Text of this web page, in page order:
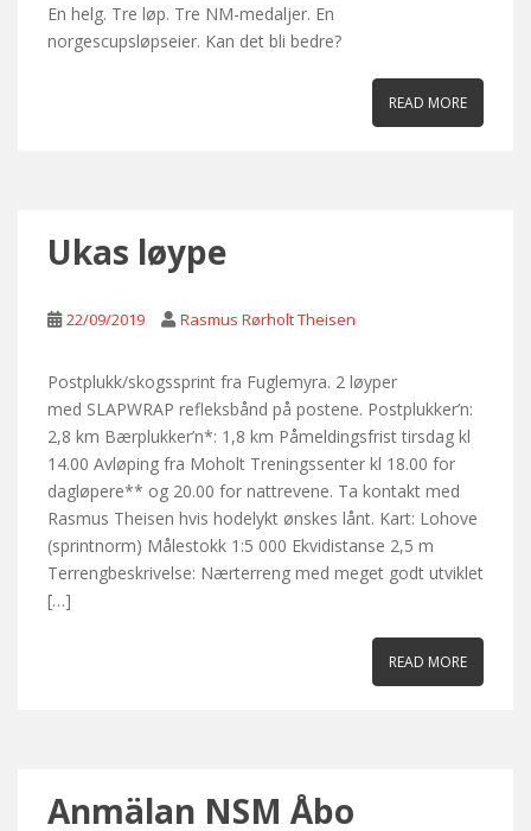
En helg. Tre løp. Tre NM-medaljer. En
norgescupsløpseier. Kan det bli bedre?
READ MORE
Ukas løype
22/09/2019 Rasmus Rørholt Theisen
Postplukk/skogssprint fra Fuglemyra. 2 løyper
med SLAPWRAP refleksbånd på postene. Postplukker’n:
2,8 km Bærplukker’n*: 1,8 km Påmeldingsfrist tirsdag kl
14.00 Avløping fra Moholt Treningssenter kl 18.00 for
dagløpere** og 20.00 for nattrevene. Ta kontakt med
Rasmus Theisen hvis hodelykt ønskes lånt. Kart: Lohove
(sprintnorm) Målestokk 1:5 000 Ekvidistanse 2,5 m
Terrengbeskrivelse: Nærterreng med meget godt utviklet
[…]
READ MORE
Anmälan NSM Åbo